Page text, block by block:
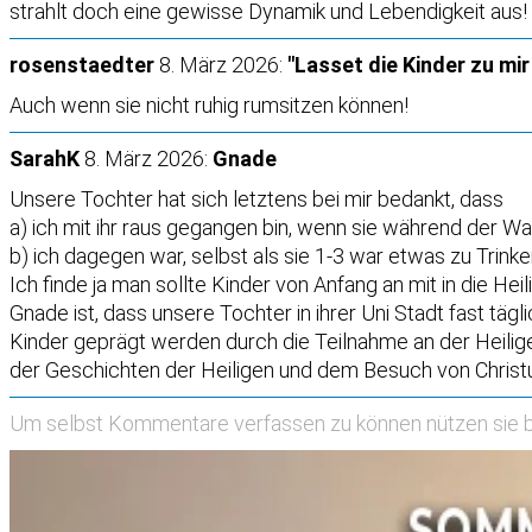
strahlt doch eine gewisse Dynamik und Lebendigkeit aus!
rosenstaedter 8. März 2026: "Lasset die Kinder zu
Auch wenn sie nicht ruhig rumsitzen können!
SarahK 8. März 2026: Gnade
Unsere Tochter hat sich letztens bei mir bedankt, dass
a) ich mit ihr raus gegangen bin, wenn sie während der
b) ich dagegen war, selbst als sie 1-3 war etwas zu
Ich finde ja man sollte Kinder von Anfang an mit in die
Gnade ist, dass unsere Tochter in ihrer Uni Stadt fast
Kinder geprägt werden durch die Teilnahme an der
der Geschichten der Heiligen und dem Besuch von
Um selbst Kommentare verfassen zu können nützen sie